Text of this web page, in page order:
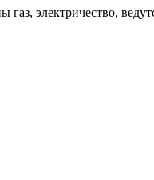
электричество,